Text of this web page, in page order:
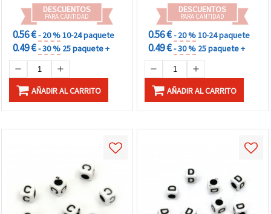
DESCUENTOS
PARA CANTIDAD
0.56 €- 20 %10-24 paquete
0.49 €- 30 % 25 paquete +
AÑADIR AL CARRITO
DESCUENTOS
PARA CANTIDAD
0.56 €- 20 %10-24 paquete
0.49 €- 30 % 25 paquete +
AÑADIR AL CARRITO